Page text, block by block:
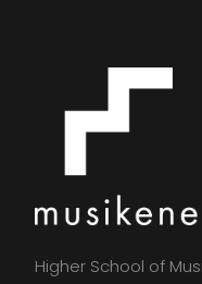
Higher School of